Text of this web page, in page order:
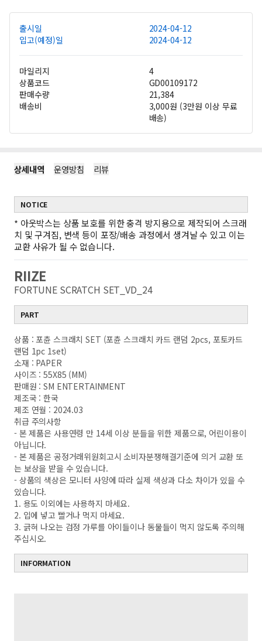
출시일
2024-04-12
입고(예정)일
2024-04-12
마일리지
4
상품코드
GD00109172
판매수량
21,384
배송비
3,000원 (3만원 이상 무료
배송)
상세내역 운영방침 리뷰
NOTICE
* 아웃박스는 상품 보호를 위한 충격 방지용으로 제작되어 스크래
치 및 구겨짐, 변색 등이 포장/배송 과정에서 생겨날 수 있고 이는
교환 사유가 될 수 없습니다.
RIIZE
FORTUNE SCRATCH SET_VD_24
PART
상품 : 포츈 스크래치 SET (포츈 스크래치 카드 랜덤 2pcs, 포토카드
랜덤 1pc 1set)
소재 : PAPER
사이즈 : 55X85 (MM)
판매원 : SM ENTERTAINMENT
제조국 : 한국
제조 연월 : 2024.03
취급 주의사항
- 본 제품은 사용연령 만 14세 이상 분들을 위한 제품으로, 어린이용이
아닙니다.
- 본 제품은 공정거래위원회고시 소비자분쟁해결기준에 의거 교환 또
는 보상을 받을 수 있습니다.
- 상품의 색상은 모니터 사양에 따라 실제 색상과 다소 차이가 있을 수
있습니다.
1. 용도 이외에는 사용하지 마세요.
2. 입에 넣고 빨거나 먹지 마세요.
3. 긁혀 나오는 검정 가루를 아이들이나 동물들이 먹지 않도록 주의해
주십시오.
INFORMATION